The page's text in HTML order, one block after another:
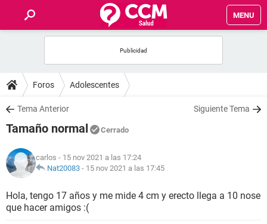
MENU
FOROS
SALUD
NUTRICIÓN
BIENESTAR
Foros Adolescentes
Tema Anterior Siguiente Tema
Tamaño normal Cerrado
carlos - 15 nov 2021 a las 17:24
Nat20083 - 15 nov 2021 a las 17:45
Hola, tengo 17 años y me mide 4 cm y erecto llega a 10 nose
que hacer amigos :(